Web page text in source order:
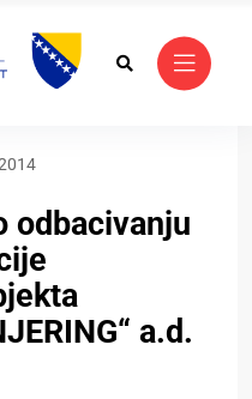
odbacivanju
a.d.